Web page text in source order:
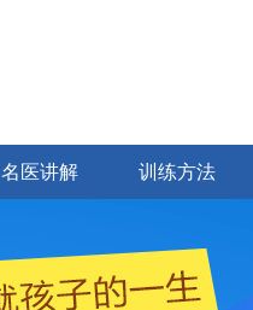
名医讲解 训练方法